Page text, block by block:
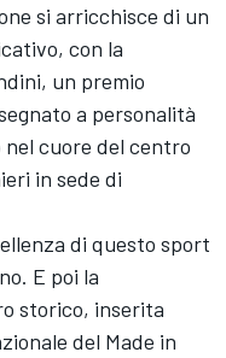
si arricchisce di un
con la
un premio
a personalità
cuore del centro
in sede di
di questo sport
E poi la
storico, inserita
del Made in